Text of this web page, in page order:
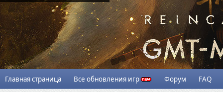
Главная страница Все обновления игр Форум FAQ